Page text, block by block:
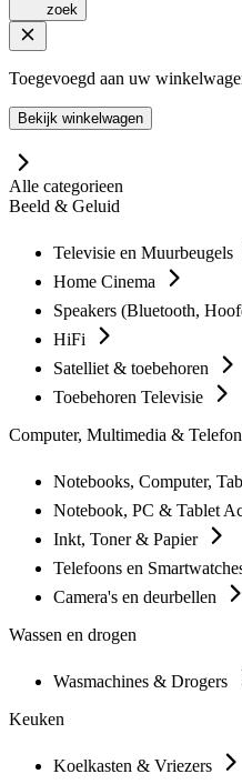
zoek
Toegevoegd aan uw
Bekijk winkelwagen
Alle categorieen
Beeld & Geluid
Televisie en Muurbeugels
Home Cinema
Speakers (Bluetooth,
HiFi
Satelliet & toebehoren
Toebehoren Televisie
Computer, Multimedia &
Notebooks, Computer,
Notebook, PC & Tablet
Inkt, Toner & Papier
Telefoons en
Camera's en deurbellen
Wassen en drogen
Wasmachines & Drogers
Keuken
Koelkasten & Vriezers